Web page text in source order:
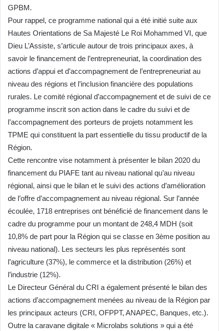
GPBM.
Pour rappel, ce programme national qui a été initié suite aux
Hautes Orientations de Sa Majesté Le Roi Mohammed VI, que
Dieu L’Assiste, s’articule autour de trois principaux axes, à
savoir le financement de l’entrepreneuriat, la coordination des
actions d’appui et d’accompagnement de l’entrepreneuriat au
niveau des régions et l’inclusion financière des populations
rurales. Le comité régional d’accompagnement et de suivi de ce
programme inscrit son action dans le cadre du suivi et de
l’accompagnement des porteurs de projets notamment les
TPME qui constituent la part essentielle du tissu productif de la
Région.
Cette rencontre vise notamment à présenter le bilan 2020 du
financement du PIAFE tant au niveau national qu’au niveau
régional, ainsi que le bilan et le suivi des actions d’amélioration
de l’offre d’accompagnement au niveau régional. Sur l’année
écoulée, 1718 entreprises ont bénéficié de financement dans le
cadre du programme pour un montant de 248,4 MDH (soit
10,8% de part pour la Région qui se classe en 3ème position au
niveau national). Les secteurs les plus représentés sont
l’agriculture (37%), le commerce et la distribution (26%) et
l’industrie (12%).
Le Directeur Général du CRI a également présenté le bilan des
actions d’accompagnement menées au niveau de la Région par
les principaux acteurs (CRI, OFPPT, ANAPEC, Banques, etc.).
Outre la caravane digitale « Microlabs solutions » qui a été